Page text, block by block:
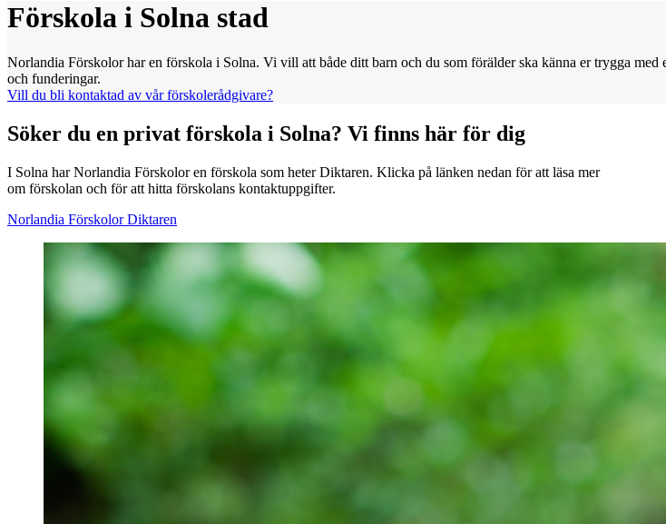
Förskola i Solna stad
Norlandia Förskolor har en förskola i Solna. Vi vill att både ditt barn och du som förälder ska känna er trygga
och funderingar.
Vill du bli kontaktad av vår förskolerådgivare?
Söker du en privat förskola i Solna? Vi finns här för dig
I Solna har Norlandia Förskolor en förskola som heter Diktaren. Klicka på länken nedan för att läsa mer
om förskolan och för att hitta förskolans kontaktuppgifter.
Norlandia Förskolor Diktaren